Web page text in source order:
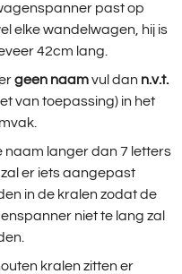
past op
elke wandelwagen, hij is
42cm lang.
geen naamvul dan n.v.t.
van toepassing) in het
naam langer dan 7 letters
er iets aangepast
in de kralen zodat de
niet te lang zal
kralen zitten er